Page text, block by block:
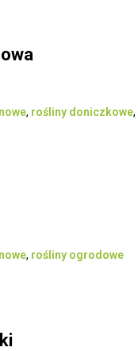
, rośliny doniczkowe,
, rośliny ogrodowe